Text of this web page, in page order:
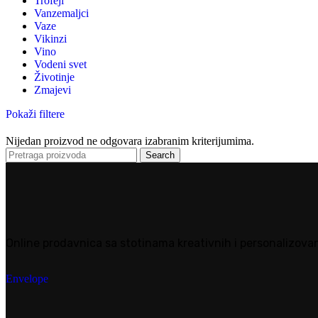
Vanzemaljci
Vaze
Vikinzi
Vino
Vodeni svet
Životinje
Zmajevi
Pokaži filtere
Nijedan proizvod ne odgovara izabranim kriterijumima.
Search
Envelope